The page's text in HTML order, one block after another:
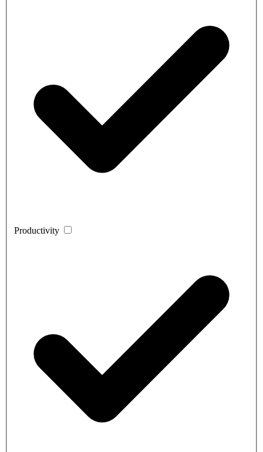
Productivity